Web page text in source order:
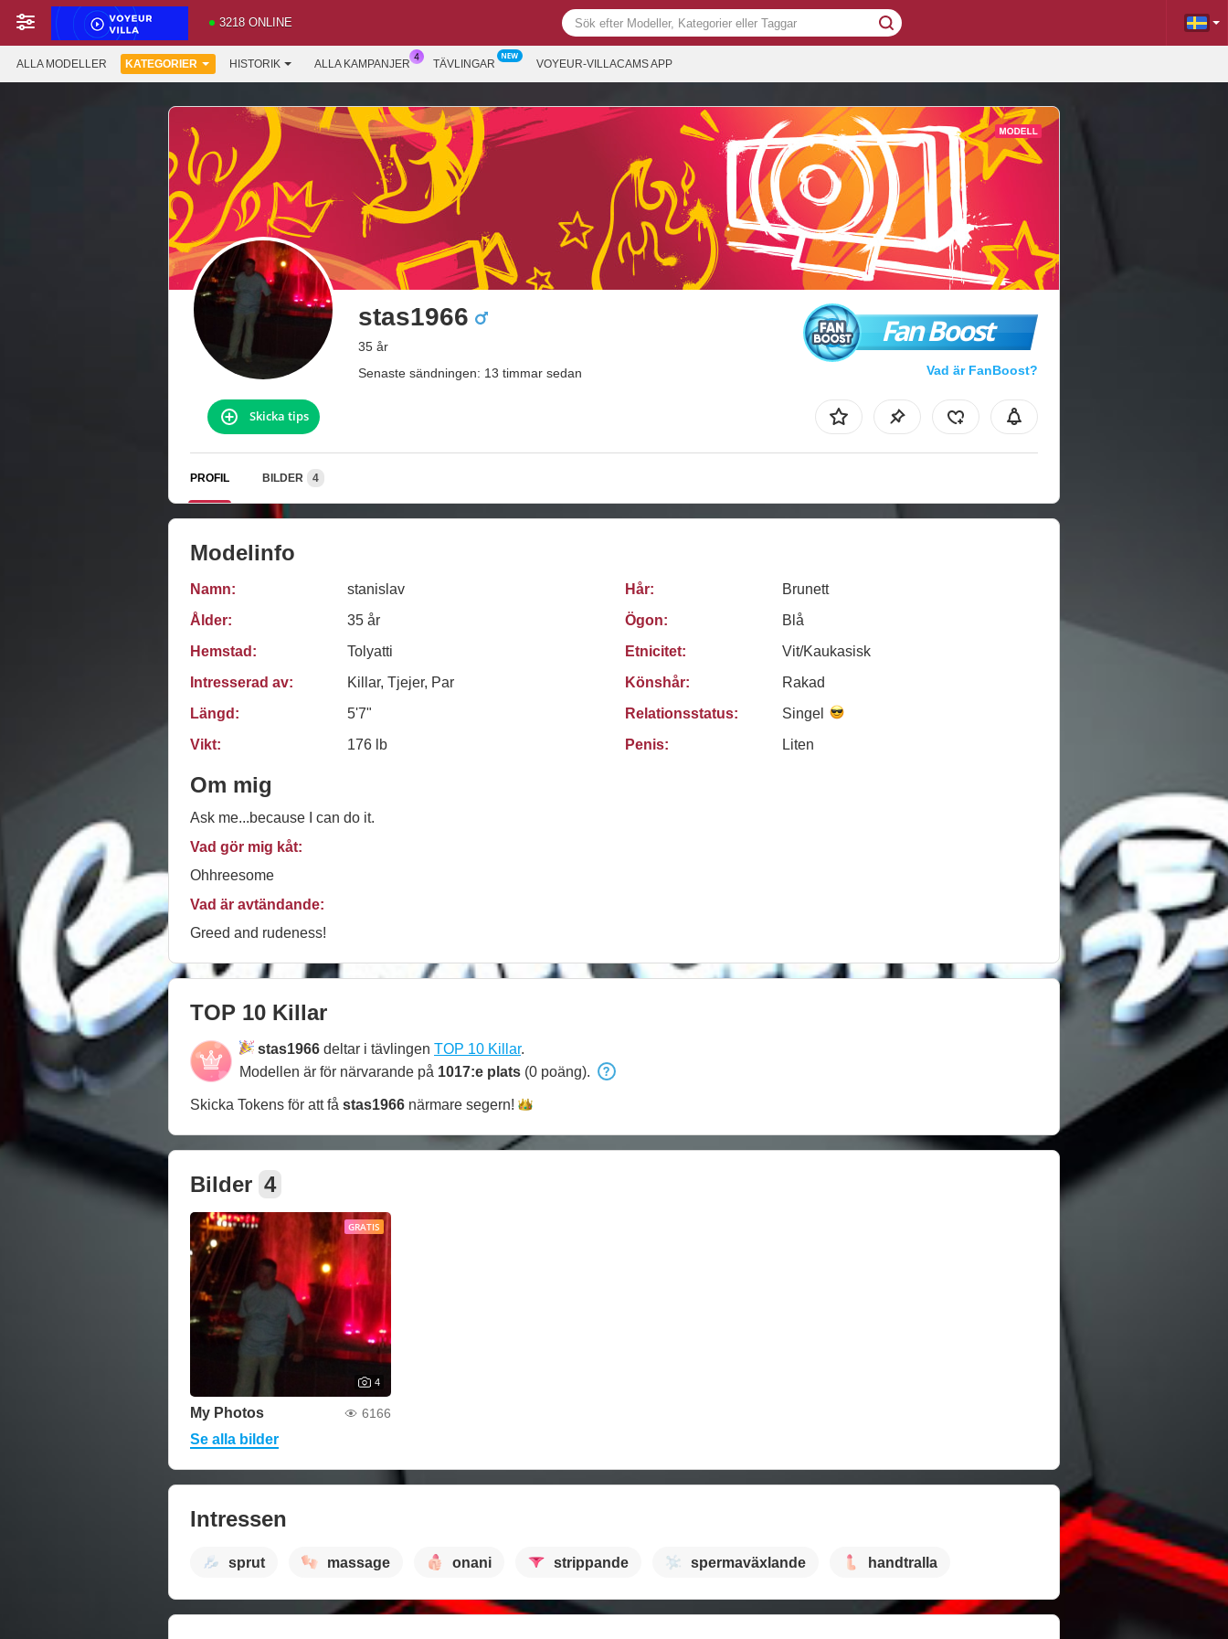
3218 ONLINE
ALLA MODELLER KATEGORIER HISTORIK ALLA KAMPANJER TÄVLINGAR VOYEUR-VILLACAMS APP
stas1966
35 år
Senaste sändningen: 13 timmar sedan
Fan Boost
Vad är FanBoost?
Skicka tips
PROFIL BILDER 4
Modelinfo
Namn:
stanislav
Ålder:
35 år
Hemstad:
Tolyatti
Intresserad av:
Killar, Tjejer, Par
Längd:
5'7"
Vikt:
176 lb
Hår:
Brunett
Ögon:
Blå
Etnicitet:
Vit/Kaukasisk
Könshår:
Rakad
Relationsstatus:
Singel
Penis:
Liten
Om mig
Ask me...because I can do it.
Vad gör mig kåt:
Ohhreesome
Vad är avtändande:
Greed and rudeness!
TOP 10 Killar
stas1966 deltar i tävlingen TOP 10 Killar.
Modellen är för närvarande på 1017:e plats (0 poäng).
Skicka Tokens för att få stas1966 närmare segern!
Bilder 4
GRATIS
4
My Photos 6166
Se alla bilder
Intressen
sprut massage onani strippande spermaväxlande handtralla